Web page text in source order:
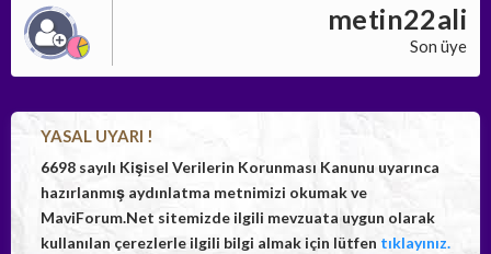
metin22ali
Son üye
YASAL UYARI !
6698 sayılı Kişisel Verilerin Korunması Kanunu uyarınca
hazırlanmış aydınlatma metnimizi okumak ve
MaviForum.Net sitemizde ilgili mevzuata uygun olarak
kullanılan çerezlerle ilgili bilgi almak için lütfen tıklayınız.